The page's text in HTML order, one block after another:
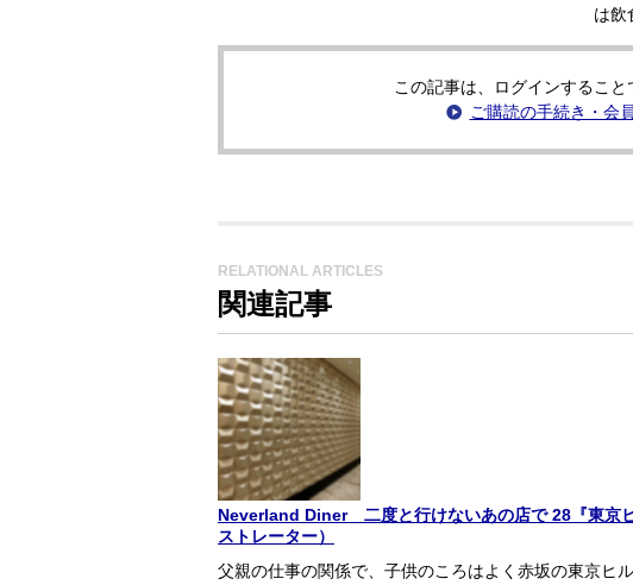
は飲
この記事は、ログインすること
ご購読の手続き・会
RELATIONAL ARTICLES
関連記事
Neverland Diner 二度と行けないあの店で 28『東京
ストレーター）
父親の仕事の関係で、子供のころはよく赤坂の東京ヒ